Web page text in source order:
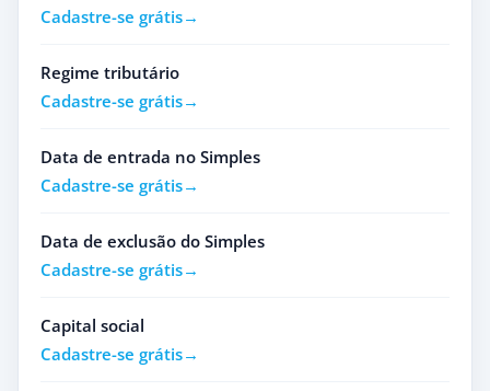
Cadastre-se grátis
Regime tributário
Cadastre-se grátis
Data de entrada no Simples
Cadastre-se grátis
Data de exclusão do Simples
Cadastre-se grátis
Capital social
Cadastre-se grátis